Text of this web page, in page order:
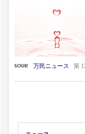
万民ニュース 第